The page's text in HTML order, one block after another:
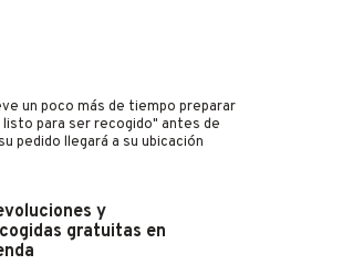
un poco más de tiempo preparar
para ser recogido" antes de
pedido llegará a su ubicación
y
gratuitas en